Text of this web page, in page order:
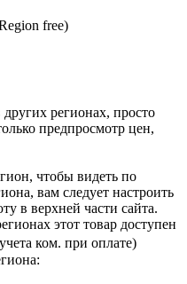
free)
регионах, просто
предпросмотр цен,
чтобы видеть по
вам следует настроить
в верхней части сайта.
этот товар доступен
ком. при оплате)